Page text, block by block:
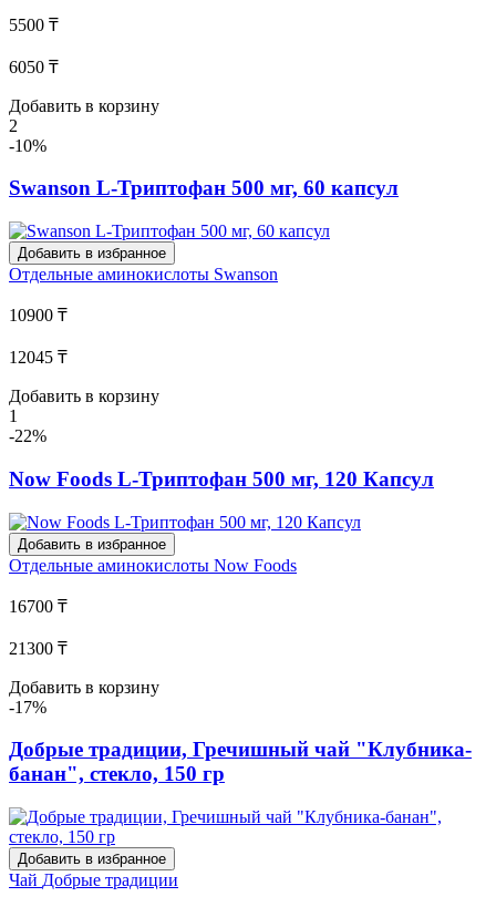
5500 ₸
6050 ₸
Добавить в корзину
2
-10%
Swanson L-Триптофан 500 мг, 60 капсул
Добавить в избранное
Отдельные аминокислоты Swanson
10900 ₸
12045 ₸
Добавить в корзину
1
-22%
Now Foods L-Триптофан 500 мг, 120 Капсул
Добавить в избранное
Отдельные аминокислоты Now Foods
16700 ₸
21300 ₸
Добавить в корзину
-17%
Добрые традиции, Гречишный чай "Клубника-
банан", стекло, 150 гр
Добавить в избранное
Чай Добрые традиции